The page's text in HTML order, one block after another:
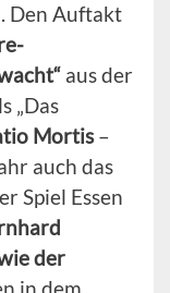
Den Auftakt
aus der
„Das
Mortis–
auch das
Spiel Essen
der